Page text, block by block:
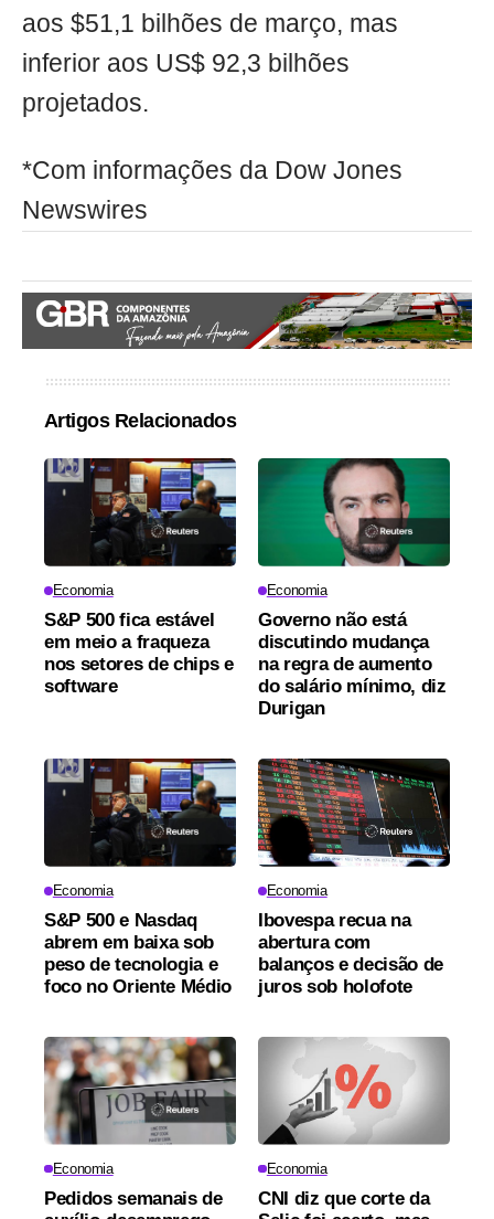
aos $51,1 bilhões de março, mas
inferior aos US$ 92,3 bilhões
projetados.
*Com informações da Dow Jones
Newswires
Artigos Relacionados
Economia
S&P 500 fica estável
em meio a fraqueza
nos setores de chips e
software
Economia
Governo não está
discutindo mudança
na regra de aumento
do salário mínimo, diz
Durigan
Economia
S&P 500 e Nasdaq
abrem em baixa sob
peso de tecnologia e
foco no Oriente Médio
Economia
Ibovespa recua na
abertura com
balanços e decisão de
juros sob holofote
Economia
Pedidos semanais de
Economia
CNI diz que corte da